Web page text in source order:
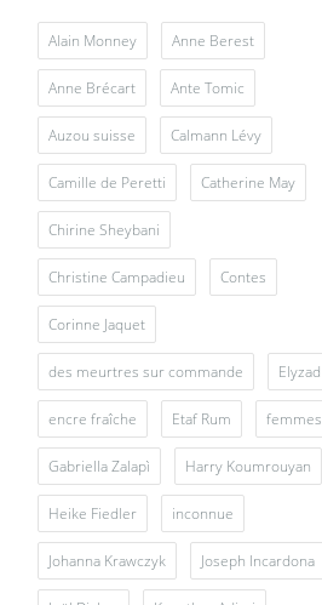
Alain Monney Anne Berest
Anne Brécart Ante Tomic
Auzou suisse Calmann Lévy
Camille de Peretti Catherine May
Chirine Sheybani
Christine Campadieu Contes
Corinne Jaquet
des meurtres sur commande Elyzad
encre fraîche Etaf Rum femmes
Gabriella Zalapì Harry Koumrouyan
Heike Fiedler inconnue
Johanna Krawczyk Joseph Incardona